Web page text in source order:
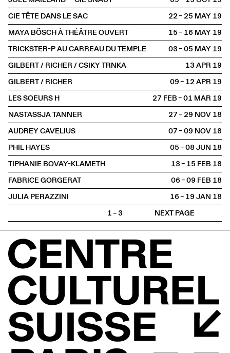
CIE TÊTE DANS LE SAC
22 – 25 MAY2019
MAYA BÖSCH À THÉÂTRE OUVERT
15 – 16 MAY2019
TRICKSTER-P AU CARREAU DU TEMPLE
03 – 05 MAY2019
GILBERT / RICHER / CSIKY TRNKA
13 APR2019
GILBERT / RICHER
09 – 12 APR2019
LES SOEURS H
27 FEB – 01 MAR2019
NASTASSJA TANNER
27 – 29 NOV2018
AUDREY CAVELIUS
07 – 09 NOV2018
PHIL HAYES
05 – 08 JUN2018
TIPHANIE BOVAY-KLAMETH
13 – 15 FEB2018
FABRICE GORGERAT
06 – 09 FEB2018
JULIA PERAZZINI
16 – 19 JAN2018
1 – 3
NEXT PAGE